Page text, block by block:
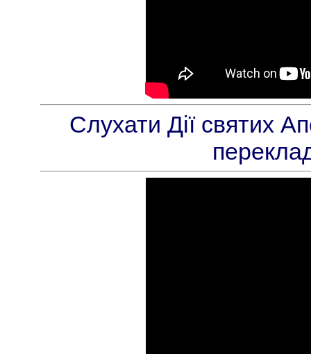
Слухати Дії святих